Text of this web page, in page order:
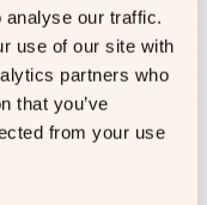
analyse our traffic.
use of our site with
partners who
that you’ve
from your use
LANGUES
posture de
leadership